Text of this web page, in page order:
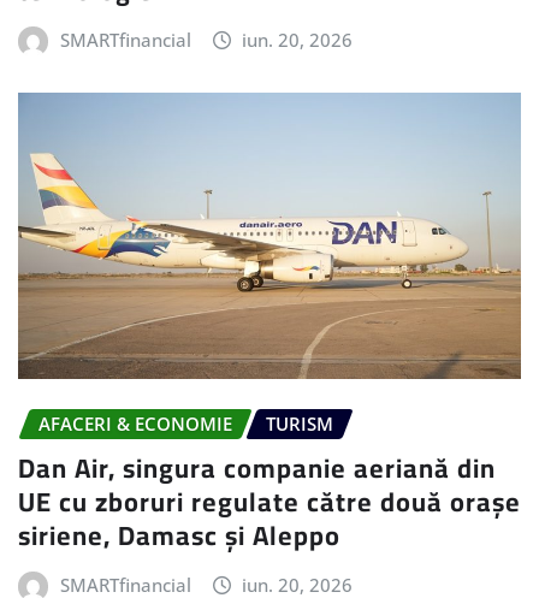
SMARTfinancial iun. 20, 2026
AFACERI & ECONOMIE TURISM
Dan Air, singura companie aeriană din
UE cu zboruri regulate către două orașe
siriene, Damasc și Aleppo
SMARTfinancial iun. 20, 2026